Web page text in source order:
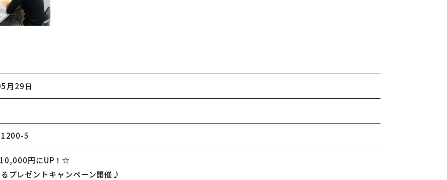
月29日
1200-5
円にUP！☆
プレゼントキャンペーン開催♪